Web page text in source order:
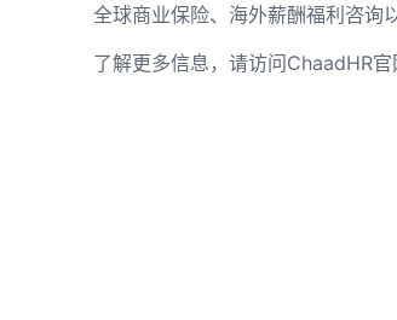
全球商业保险、海外薪酬福利咨询
了解更多信息，请访问ChaadHR官